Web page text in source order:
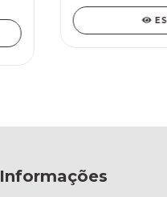
Informações